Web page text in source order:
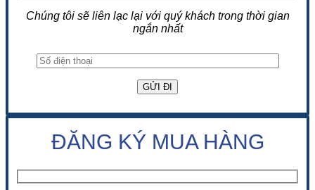
Chúng tôi sẽ liên lạc lại với quý khách trong thời gian
ngắn nhất
ĐĂNG KÝ MUA HÀNG